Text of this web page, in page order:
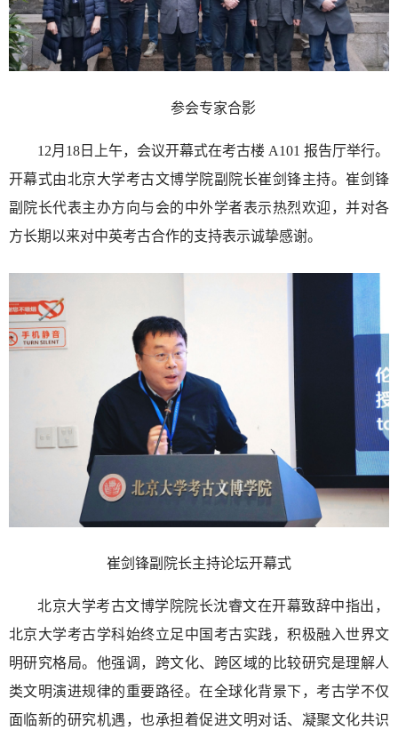
参会专家合影
12月18日上午，会议开幕式在考古楼 A101 报告厅举行。
开幕式由北京大学考古文博学院副院长崔剑锋主持。崔剑锋
副院长代表主办方向与会的中外学者表示热烈欢迎，并对各
方长期以来对中英考古合作的支持表示诚挚感谢。
崔剑锋副院长主持论坛开幕式
北京大学考古文博学院院长沈睿文在开幕致辞中指出，
北京大学考古学科始终立足中国考古实践，积极融入世界文
明研究格局。他强调，跨文化、跨区域的比较研究是理解人
类文明演进规律的重要路径。在全球化背景下，考古学不仅
面临新的研究机遇，也承担着促进文明对话、凝聚文化共识